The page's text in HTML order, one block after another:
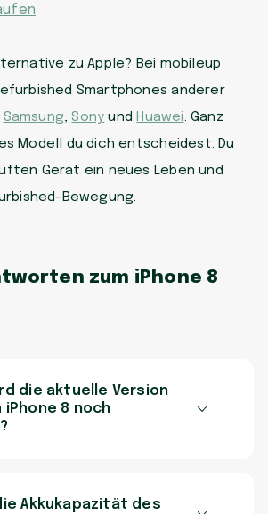
zu Apple? Bei mobileup
Smartphones anderer
Samsung,Sony und Huawei. Ganz
Modell du dich entscheidest: Du
Gerät ein neues Leben und
Bewegung.
zum iPhone 8
die aktuelle Version
iPhone 8 noch
Akkukapazität des